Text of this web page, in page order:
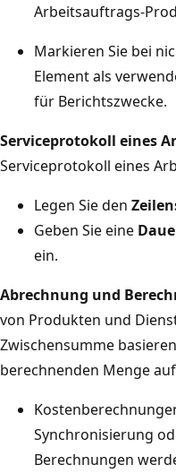
Arbeitsauftrags-
Markieren Sie bei
Element als
für Berichtszwecke.
Serviceprotokoll eines
Serviceprotokoll eines
Legen Sie den
Geben Sie eine
ein.
Abrechnung und
von Produkten und
Zwischensumme
berechnenden Menge
Synchronisierung
Berechnungen